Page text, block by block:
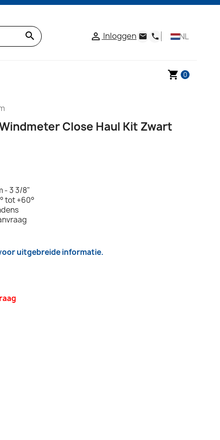
search  Inloggen email phone NL
shopping_cart 0
Close Haul Kit Zwart
- 3 3/8"
tot +60°
uitgebreide informatie.